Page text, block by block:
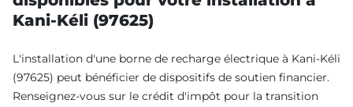
Kani-Kéli (97625)
L'installation d'une borne de recharge électrique à Kani-Kéli
(97625) peut bénéficier de dispositifs de soutien financier.
Renseignez-vous sur le crédit d'impôt pour la transition